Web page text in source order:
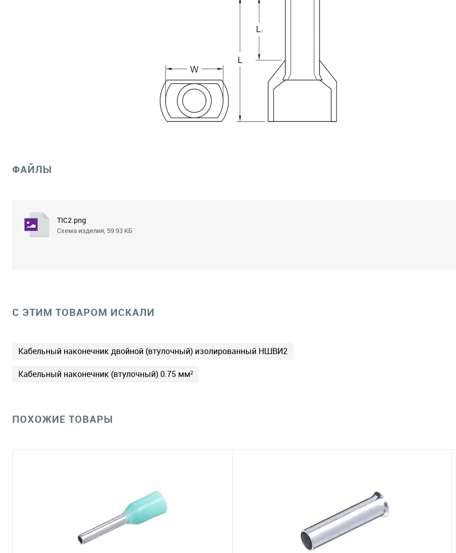
ФАЙЛЫ
TIC2.png
Схема изделия, 59.93 КБ
C ЭТИМ ТОВАРОМ ИСКАЛИ
Кабельный наконечник двойной (втулочный) изолированный НШВИ2
Кабельный наконечник (втулочный) 0.75 мм²
ПОХОЖИЕ ТОВАРЫ